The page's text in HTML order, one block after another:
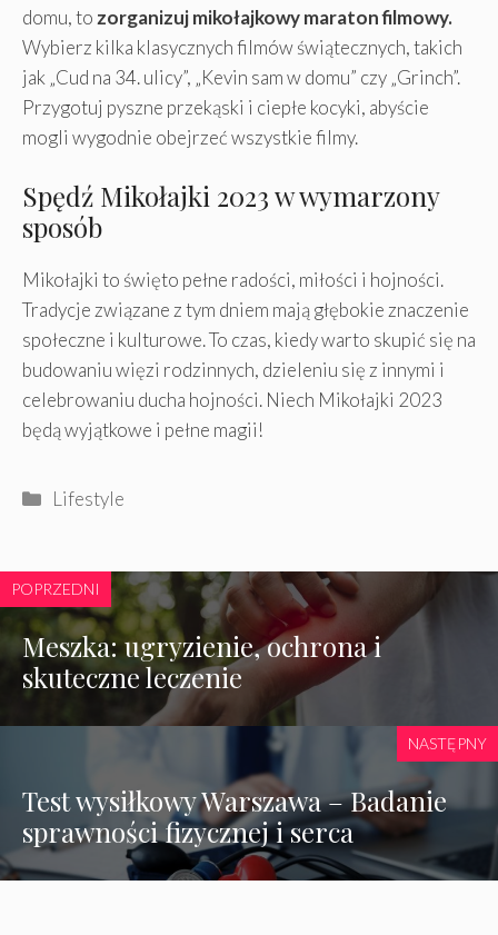
domu, to zorganizuj mikołajkowy maraton filmowy.
Wybierz kilka klasycznych filmów świątecznych, takich
jak „Cud na 34. ulicy”, „Kevin sam w domu” czy „Grinch”.
Przygotuj pyszne przekąski i ciepłe kocyki, abyście
mogli wygodnie obejrzeć wszystkie filmy.
Spędź Mikołajki 2023 w wymarzony
sposób
Mikołajki to święto pełne radości, miłości i hojności.
Tradycje związane z tym dniem mają głębokie znaczenie
społeczne i kulturowe. To czas, kiedy warto skupić się na
budowaniu więzi rodzinnych, dzieleniu się z innymi i
celebrowaniu ducha hojności. Niech Mikołajki 2023
będą wyjątkowe i pełne magii!
Kategorie
Lifestyle
POPRZEDNI
Meszka: ugryzienie, ochrona i
skuteczne leczenie
NASTĘPNY
Test wysiłkowy Warszawa – Badanie
sprawności fizycznej i serca